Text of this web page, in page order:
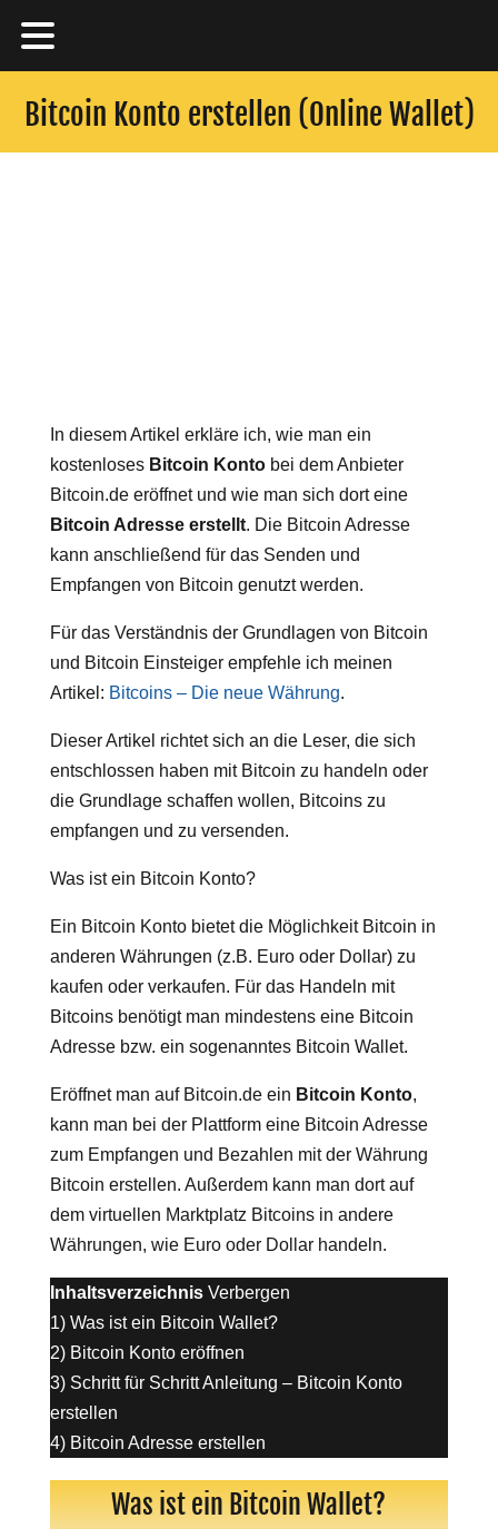
Bitcoin Konto erstellen (Online Wallet)
In diesem Artikel erkläre ich, wie man ein
kostenloses Bitcoin Kontobei dem Anbieter
Bitcoin.de eröffnet und wie man sich dort eine
Bitcoin Adresse erstellt. Die Bitcoin Adresse
kann anschließend für das Senden und
Empfangen von Bitcoin genutzt werden.
Für das Verständnis der Grundlagen von Bitcoin
und Bitcoin Einsteiger empfehle ich meinen
Artikel: Bitcoins – Die neue Währung.
Dieser Artikel richtet sich an die Leser, die sich
entschlossen haben mit Bitcoin zu handeln oder
die Grundlage schaffen wollen, Bitcoins zu
empfangen und zu versenden.
Was ist ein Bitcoin Konto?
Ein Bitcoin Konto bietet die Möglichkeit Bitcoin in
anderen Währungen (z.B. Euro oder Dollar) zu
kaufen oder verkaufen. Für das Handeln mit
Bitcoins benötigt man mindestens eine Bitcoin
Adresse bzw. ein sogenanntes Bitcoin Wallet.
Eröffnet man auf Bitcoin.de ein Bitcoin Konto,
kann man bei der Plattform eine Bitcoin Adresse
zum Empfangen und Bezahlen mit der Währung
Bitcoin erstellen. Außerdem kann man dort auf
dem virtuellen Marktplatz Bitcoins in andere
Währungen, wie Euro oder Dollar handeln.
Inhaltsverzeichnis Verbergen
1) Was ist ein Bitcoin Wallet?
2) Bitcoin Konto eröffnen
3) Schritt für Schritt Anleitung – Bitcoin Konto
erstellen
4) Bitcoin Adresse erstellen
Was ist ein Bitcoin Wallet?